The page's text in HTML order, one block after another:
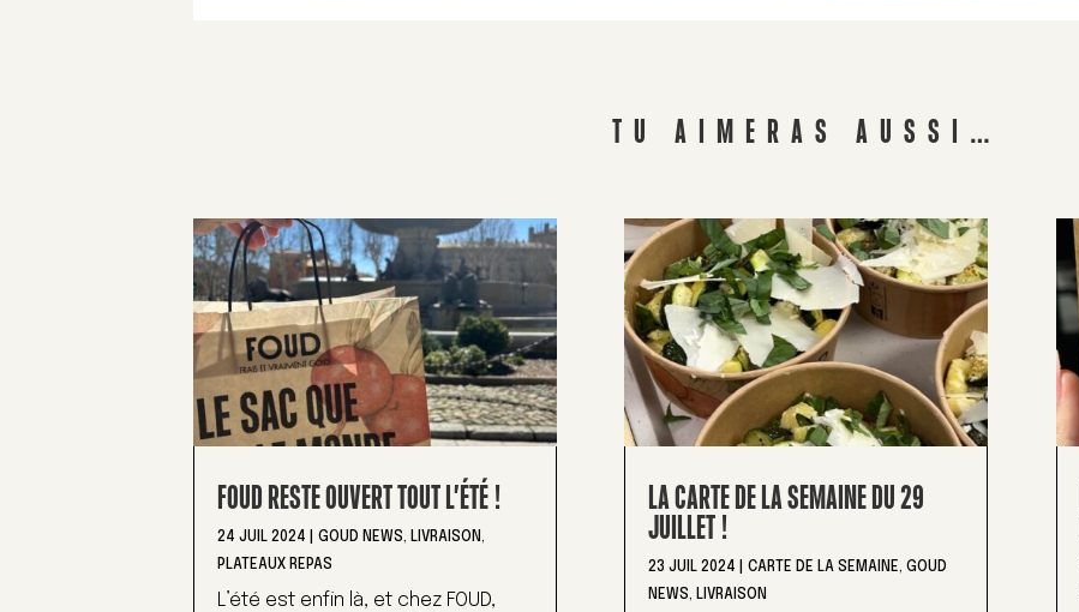
TU AIMERAS AUSSI…
FOUD RESTE OUVERT TOUT L’ÉTÉ !
24 JUIL 2024 |GOUD NEWS, LIVRAISON,
PLATEAUX REPAS
L’été est enfin là, et chez FOUD,
LA CARTE DE LA SEMAINE DU 29
JUILLET !
23 JUIL 2024 |CARTE DE LA SEMAINE,GOUD
NEWS, LIVRAISON